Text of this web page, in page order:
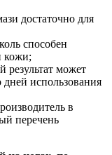
достаточно для
способен
кожи;
результат может
дней использования
в
перечень